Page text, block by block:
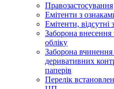
Правозастосування
Емітенти з
Eмітенти,
Заборона внесення
обліку
Заборона
деривативних
паперів
Перелік